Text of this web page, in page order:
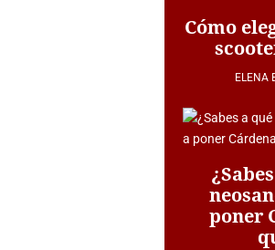
Cómo
ELENA
poner